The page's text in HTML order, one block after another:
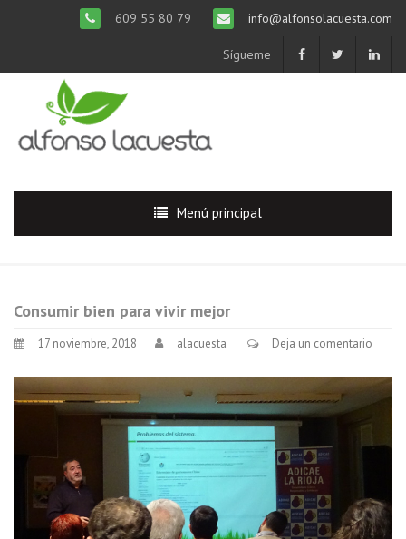
609 55 80 79 info@alfonsolacuesta.com
Sígueme
Menú principal
Consumir bien para vivir mejor
17 noviembre, 2018 alacuesta Deja un comentario